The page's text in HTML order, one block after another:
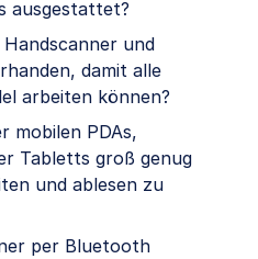
ausgestattet?
und
damit alle
arbeiten können?
mobilen PDAs,
Tabletts groß genug
und ablesen zu
per Bluetooth